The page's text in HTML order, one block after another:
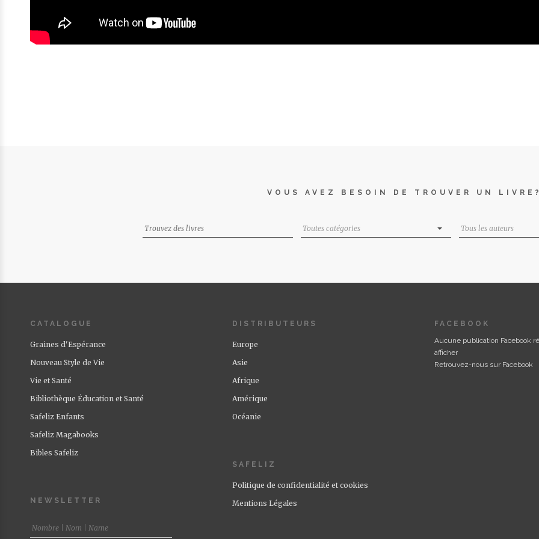
VOUS AVEZ BESOIN DE TROUVER UN
CATALOGUE
Graines d'Espérance
Nouveau Style de Vie
Vie et Santé
Bibliothèque Éducation et Santé
Safeliz Enfants
Safeliz Magabooks
Bibles Safeliz
NEWSLETTER
DISTRIBUTEURS
Europe
Asie
Afrique
Amérique
Océanie
SAFELIZ
Politique de confidentialité et cookies
Mentions Légales
FACEBOOK
Aucune publication Facebook
afficher
Retrouvez-nous sur Facebook